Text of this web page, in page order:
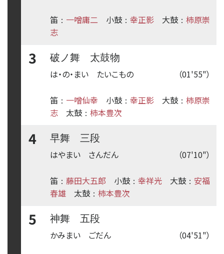
笛 ： 一噌庸二 小鼓 ： 幸正影 大鼓 ： 柿原崇
志
3
破ノ舞 太鼓物
（01'55"）
は・の・まい たいこもの
笛 ： 一噌仙幸 小鼓 ： 幸正影 大鼓 ： 柿原崇
志
太鼓 ： 柿本豊次
4
早舞 三段
（07'10"）
はやまい さんだん
笛 ： 藤田大五郎 小鼓 ： 幸祥光 大鼓 ： 安福
春雄
太鼓 ： 柿本豊次
5
神舞 五段
（04'51"）
かみまい ごだん